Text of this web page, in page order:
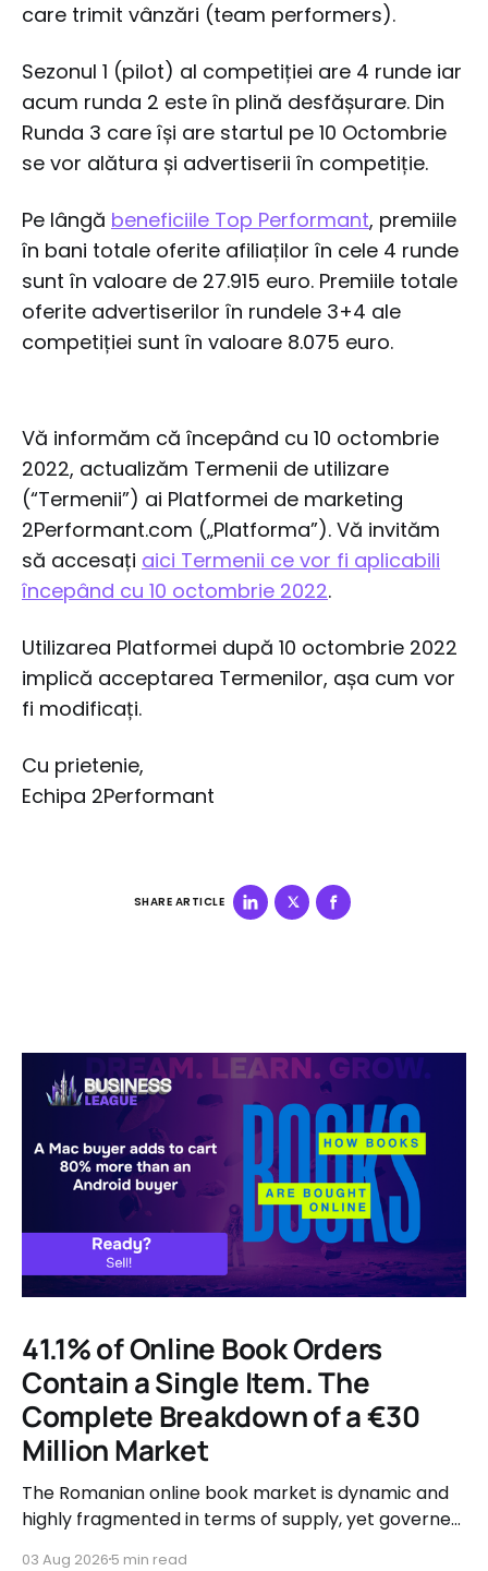
care trimit vânzări (team performers).
Sezonul 1 (pilot) al competiției are 4 runde iar
acum runda 2 este în plină desfășurare. Din
Runda 3 care își are startul pe 10 Octombrie
se vor alătura și advertiserii în competiție.
Pe lângă beneficiile Top Performant, premiile
în bani totale oferite afiliaților în cele 4 runde
sunt în valoare de 27.915 euro. Premiile totale
oferite advertiserilor în rundele 3+4 ale
competiției sunt în valoare 8.075 euro.
Vă informăm că începând cu 10 octombrie
2022, actualizăm Termenii de utilizare
(“Termenii”) ai Platformei de marketing
2Performant.com („Platforma”). Vă invităm
să accesați aici Termenii ce vor fi aplicabili
începând cu 10 octombrie 2022.
Utilizarea Platformei după 10 octombrie 2022
implică acceptarea Termenilor, așa cum vor
fi modificați.
Cu prietenie,
Echipa 2Performant
SHARE ARTICLE
41.1% of Online Book Orders
Contain a Single Item. The
Complete Breakdown of a €30
Million Market
The Romanian online book market is dynamic and
highly fragmented in terms of supply, yet governed
03 Aug 2026 5 min read